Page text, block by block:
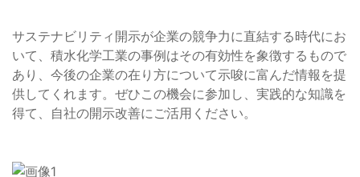
サステナビリティ開示が企業の競争力に直結する時代にお
いて、積水化学工業の事例はその有効性を象徴するもので
あり、今後の企業の在り方について示唆に富んだ情報を提
供してくれます。ぜひこの機会に参加し、実践的な知識を
得て、自社の開示改善にご活用ください。